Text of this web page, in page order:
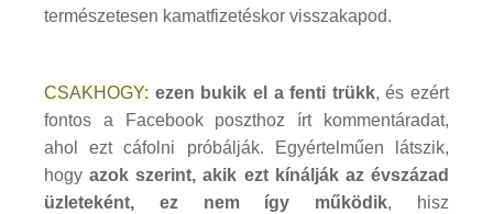
természetesen kamatfizetéskor visszakapod.
CSAKHOGY: ezen bukik el a fenti trükk, és ezért
fontos a Facebook poszthoz írt kommentáradat,
ahol ezt cáfolni próbálják. Egyértelműen látszik,
hogyazok szerint, akik ezt kínálják az évszázad
üzleteként, ez nem így működik, hisz